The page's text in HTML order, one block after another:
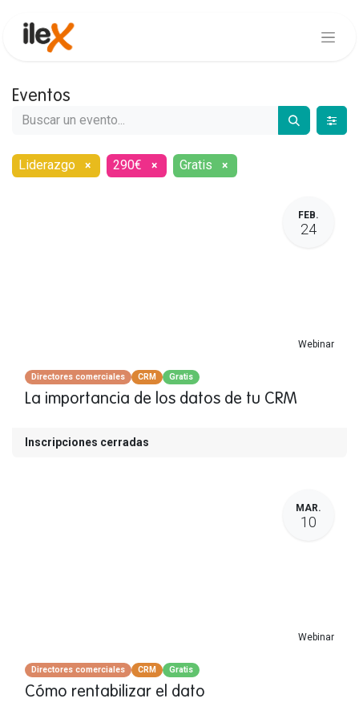
Eventos
Liderazgo × 290€ × Gratis ×
FEB.
24
Webinar
Directores comerciales CRM Gratis
La importancia de los datos de tu CRM
Inscripciones cerradas
MAR.
10
Webinar
Directores comerciales CRM Gratis
Cómo rentabilizar el dato